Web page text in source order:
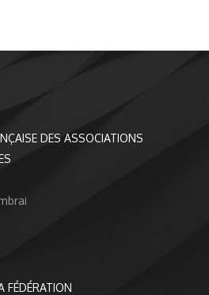
DES ASSOCIATIONS
FÉDÉRATION